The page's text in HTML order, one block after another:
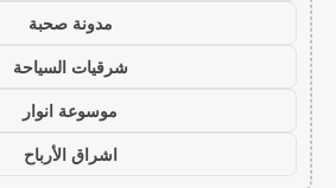
مدونة صحبة
شرقيات السياحة
موسوعة انوار
اشراق الأرباح